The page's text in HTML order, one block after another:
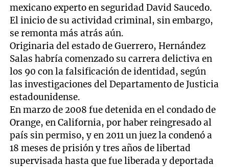
mexicano experto en seguridad David Saucedo.
El inicio de su actividad criminal, sin embargo,
se remonta más atrás aún.
Originaria del estado de Guerrero, Hernández
Salas habría comenzado su carrera delictiva en
los 90 con la falsificación de identidad, según
las investigaciones del Departamento de Justicia
estadounidense.
En marzo de 2008 fue detenida en el condado de
Orange, en California, por haber reingresado al
país sin permiso, y en 2011 un juez la condenó a
18 meses de prisión y tres años de libertad
supervisada hasta que fue liberada y deportada